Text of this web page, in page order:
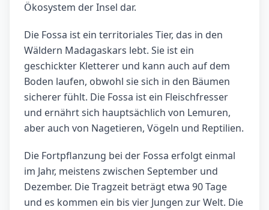
Ökosystem der Insel dar.
Die Fossa ist ein territoriales Tier, das in den
Wäldern Madagaskars lebt. Sie ist ein
geschickter Kletterer und kann auch auf dem
Boden laufen, obwohl sie sich in den Bäumen
sicherer fühlt. Die Fossa ist ein Fleischfresser
und ernährt sich hauptsächlich von Lemuren,
aber auch von Nagetieren, Vögeln und Reptilien.
Die Fortpflanzung bei der Fossa erfolgt einmal
im Jahr, meistens zwischen September und
Dezember. Die Tragzeit beträgt etwa 90 Tage
und es kommen ein bis vier Jungen zur Welt. Die